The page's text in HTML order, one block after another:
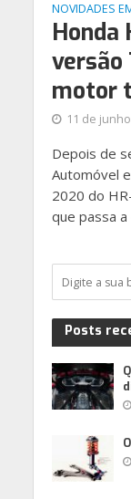
NOVIDADES
Honda
versão
motor
11 de
Depois de
Automóvel
2020 do
que passa a
Posts